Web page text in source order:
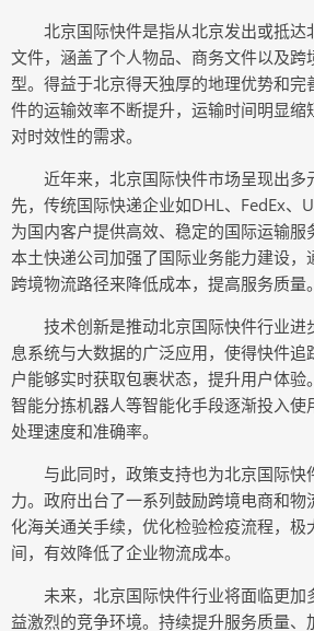
北京国际快件是指从北京发出或抵达
文件，涵盖了个人物品、商务文件以及跨
型。得益于北京得天独厚的地理优势和
件的运输效率不断提升，运输时间明显缩
对时效性的需求。
近年来，北京国际快件市场呈现出多
先，传统国际快递企业如DHL、FedEx、
为国内客户提供高效、稳定的国际运输服
本土快递公司加强了国际业务能力建设，
跨境物流路径来降低成本，提高服务质量。
技术创新是推动北京国际快件行业进
息系统与大数据的广泛应用，使得快件
户能够实时获取包裹状态，提升用户体验
智能分拣机器人等智能化手段逐渐投入使
处理速度和准确率。
与此同时，政策支持也为北京国际快
力。政府出台了一系列鼓励跨境电商和物
化海关通关手续，优化检验检疫流程，极
间，有效降低了企业物流成本。
未来，北京国际快件行业将面临更加
益激烈的竞争环境。持续提升服务质量、